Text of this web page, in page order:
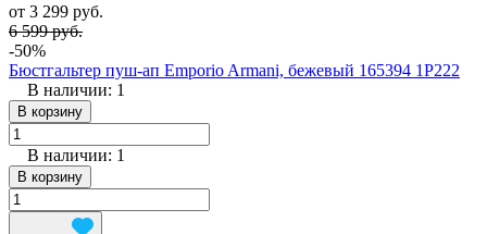
от 3 299 руб.
6 599 руб.
-50%
Бюстгальтер пуш-ап Emporio Armani, бежевый 165394 1P222
В наличии: 1
В корзину
В наличии: 1
В корзину